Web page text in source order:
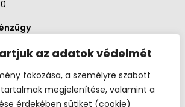
az adatok védelmét
fokozása, a személyre szabott
megjelenítése, valamint a
érdekében sütiket (cookie)